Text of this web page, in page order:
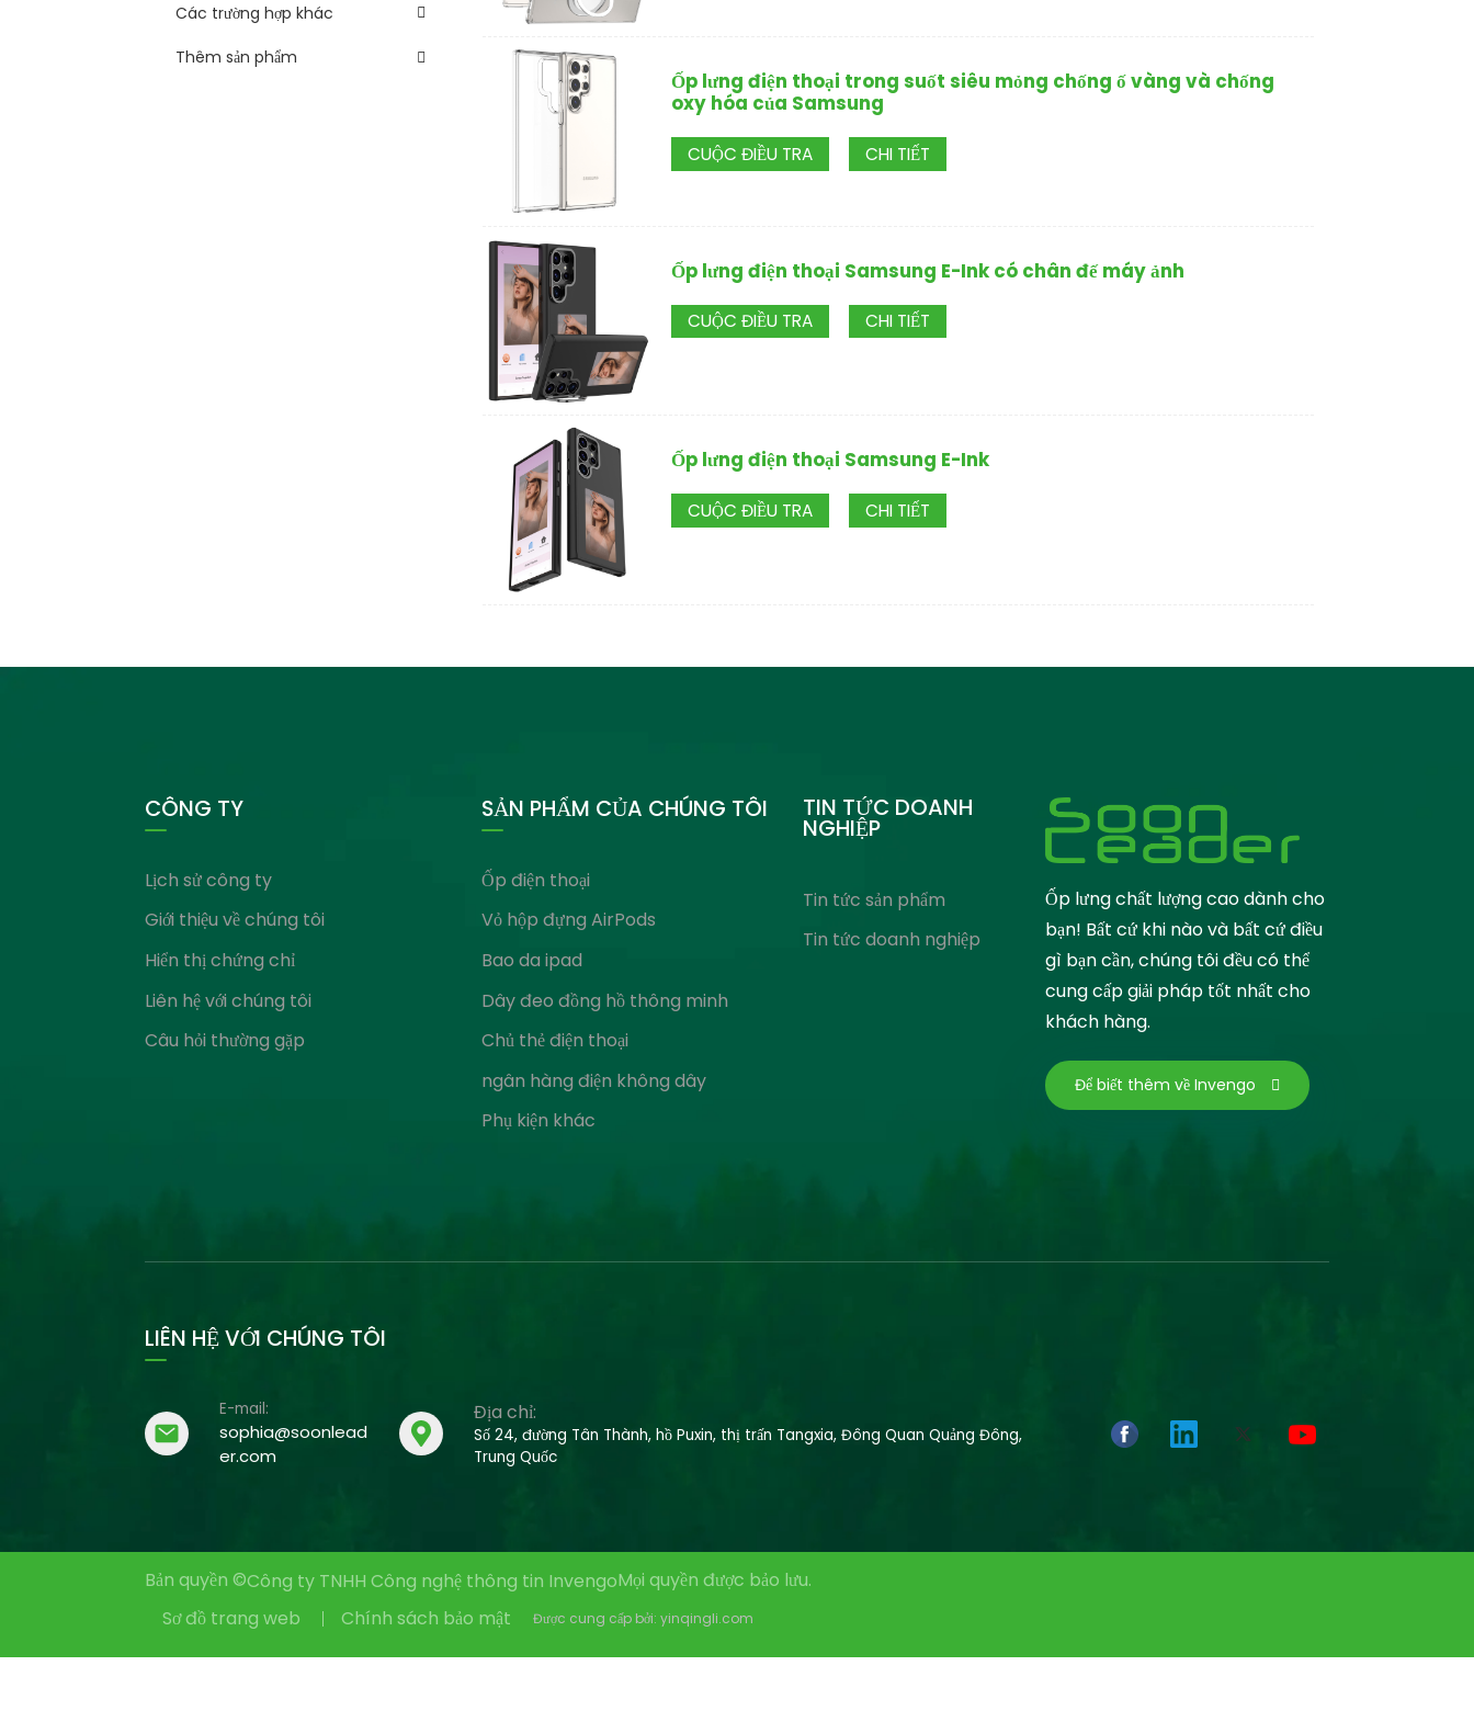
Các trường hợp khác
Thêm sản phẩm
Ốp lưng điện thoại trong suốt siêu mỏng chống ố vàng và chống
oxy hóa của Samsung
CUỘC ĐIỀU TRA CHI TIẾT
Ốp lưng điện thoại Samsung E-Ink có chân đế máy ảnh
CUỘC ĐIỀU TRA CHI TIẾT
Ốp lưng điện thoại Samsung E-Ink
CUỘC ĐIỀU TRA CHI TIẾT
CÔNG TY
Lịch sử công ty
Giới thiệu về chúng tôi
Hiển thị chứng chỉ
Liên hệ với chúng tôi
Câu hỏi thường gặp
SẢN PHẨM CỦA CHÚNG TÔI
Ốp điện thoại
Vỏ hộp đựng AirPods
Bao da ipad
Dây đeo đồng hồ thông minh
Chủ thẻ điện thoại
ngân hàng điện không dây
Phụ kiện khác
TIN TỨC DOANH
NGHIỆP
Tin tức sản phẩm
Tin tức doanh nghiệp
Ốp lưng chất lượng cao dành cho
bạn! Bất cứ khi nào và bất cứ điều
gì bạn cần, chúng tôi đều có thể
cung cấp giải pháp tốt nhất cho
khách hàng.
Để biết thêm về Invengo
LIÊN HỆ VỚI CHÚNG TÔI
E-mail:
sophia@soonlead
er.com
Địa chỉ:
Số 24, đường Tân Thành, hồ Puxin, thị trấn Tangxia, Đông Quan Quảng Đông,
Trung Quốc
Bản quyền ©Công ty TNHH Công nghệ thông tin InvengoMọi quyền được bảo lưu.
Sơ đồ trang web
Chính sách bảo mật Được cung cấp bởi: yinqingli.com